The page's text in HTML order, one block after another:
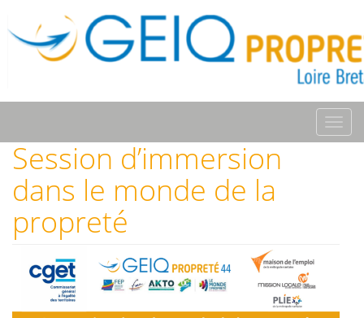
Session d’immersion
dans le monde de la
propreté